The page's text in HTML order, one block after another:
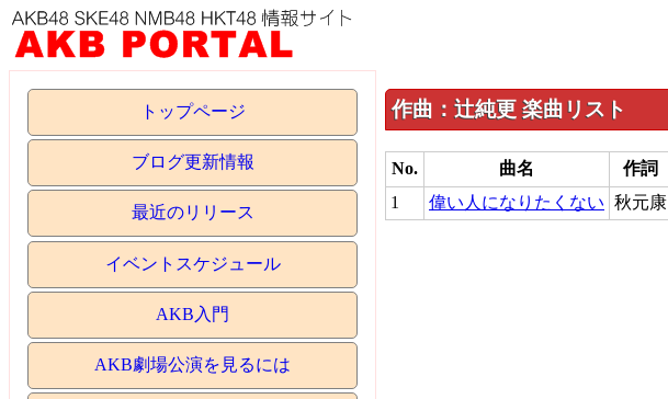
トップページ
ブログ更新情報
最近のリリース
イベントスケジュール
AKB入門
AKB劇場公演を見るには
作曲：辻純更 楽曲リスト
No. 曲名 作詞
1
偉い人になりたくない 秋元康